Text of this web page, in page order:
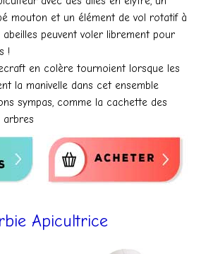
mouton et un élément de vol rotatif à
peuvent voler librement pour
!
en colère tournoient lorsque les
la manivelle dans cet ensemble
sympas, comme la cachette des
arbres
Apicultrice